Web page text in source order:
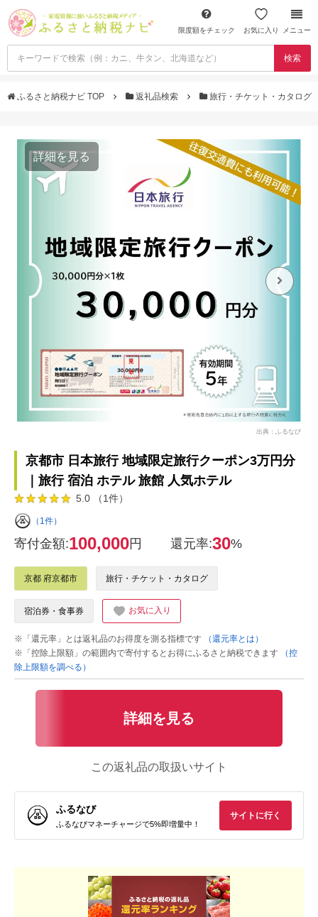
限度額をチェック お気に入り メニュー
検索
ふるさと納税ナビ TOP 返礼品検索 旅行・チケット・カタログ
詳細を見る
出典：ふるなび
京都市 日本旅行 地域限定旅行クーポン3万円分
｜旅行 宿泊 ホテル 旅館 人気ホテル
5.0 （1件）
（1件）
寄付金額:100,000円 還元率:30%
京都 府京都市 旅行・チケット・カタログ
宿泊券・食事券 お気に入り
※「還元率」とは返礼品のお得度を測る指標です
（還元率とは）
※「控除上限額」の範囲内で寄付するとお得にふるさと納税できます
（控
除上限額を調べる）
詳細を見る
この返礼品の取扱いサイト
ふるなび
ふるなびマネーチャージで5%即増量中！
サイトに行く